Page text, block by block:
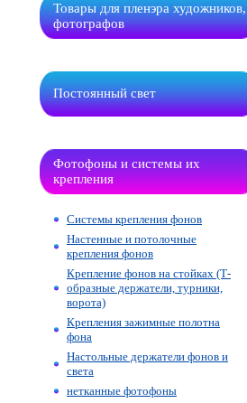
Товары для пленэра художников,
фотографов
Постоянный свет
Фотофоны и системы их
крепления
Системы крепления фонов
Настенные и потолочные
крепления фонов
Крепление фонов на стойках (Т-
образные держатели, турники,
ворота)
Крепления зажимные полотна
фона
Настольные держатели фонов и
света
нетканные фотофоны